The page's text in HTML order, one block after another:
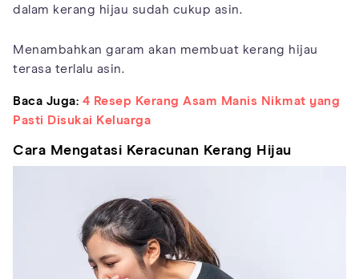
dalam kerang hijau sudah cukup asin.
Menambahkan garam akan membuat kerang hijau
terasa terlalu asin.
Baca Juga: 4 Resep Kerang Asam Manis Nikmat yang
Pasti Disukai Keluarga
Cara Mengatasi Keracunan Kerang Hijau